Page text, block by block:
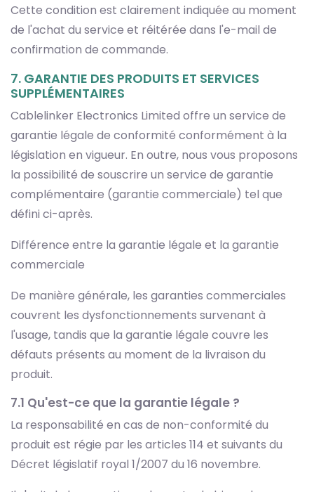
Cette condition est clairement indiquée au moment
de l'achat du service et réitérée dans l'e-mail de
confirmation de commande.
7. GARANTIE DES PRODUITS ET SERVICES
SUPPLÉMENTAIRES
Cablelinker Electronics Limited offre un service de
garantie légale de conformité conformément à la
législation en vigueur. En outre, nous vous proposons
la possibilité de souscrire un service de garantie
complémentaire (garantie commerciale) tel que
défini ci-après.
Différence entre la garantie légale et la garantie
commerciale
De manière générale, les garanties commerciales
couvrent les dysfonctionnements survenant à
l'usage, tandis que la garantie légale couvre les
défauts présents au moment de la livraison du
produit.
7.1 Qu'est-ce que la garantie légale ?
La responsabilité en cas de non-conformité du
produit est régie par les articles 114 et suivants du
Décret législatif royal 1/2007 du 16 novembre.